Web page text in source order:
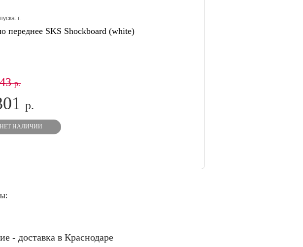
г.
переднее SKS Shockboard (white)
р.
р.
НЕТ НАЛИЧИИ
- доставка в Краснодаре